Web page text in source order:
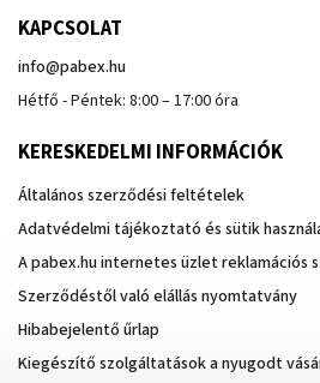
KAPCSOLAT
info@pabex.hu
Hétfő - Péntek: 8:00 – 17:00 óra
KERESKEDELMI INFORMÁCIÓK
Általános szerződési feltételek
Adatvédelmi tájékoztató és sütik
A pabex.hu internetes üzlet reklamációs
Szerződéstől való elállás nyomtatvány
Hibabejelentő űrlap
Kiegészítő szolgáltatások a nyugodt